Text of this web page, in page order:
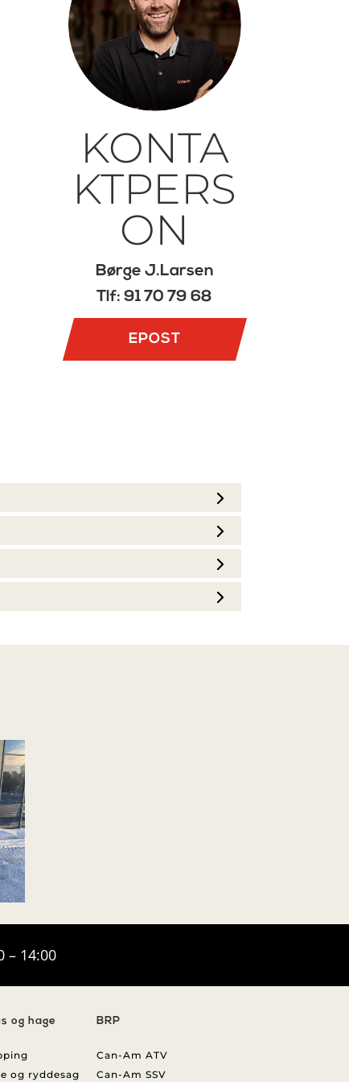
KONTA
KTPERS
ON
Børge J.Larsen
Tlf: 91 70 79 68
EPOST
– 14:00
og hage
og ryddesag
BRP
Can-Am ATV
Can-Am SSV